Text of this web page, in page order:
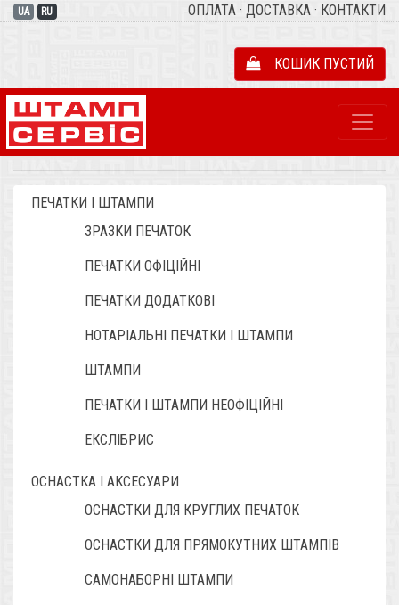
UA RU ОПЛАТА · ДОСТАВКА · КОНТАКТИ
КОШИК ПУСТИЙ
ПЕЧАТКИ І ШТАМПИ
ЗРАЗКИ ПЕЧАТОК
ПЕЧАТКИ ОФІЦІЙНІ
ПЕЧАТКИ ДОДАТКОВІ
НОТАРІАЛЬНІ ПЕЧАТКИ І ШТАМПИ
ШТАМПИ
ПЕЧАТКИ І ШТАМПИ НЕОФІЦІЙНІ
ЕКСЛІБРИС
ОСНАСТКА І АКСЕСУАРИ
ОСНАСТКИ ДЛЯ КРУГЛИХ ПЕЧАТОК
ОСНАСТКИ ДЛЯ ПРЯМОКУТНИХ ШТАМПІВ
САМОНАБОРНІ ШТАМПИ